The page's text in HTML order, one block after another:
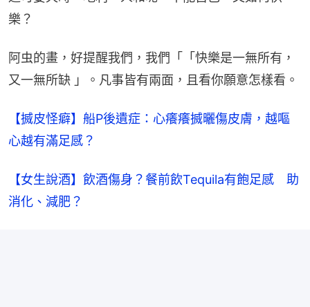
樂？
阿虫的畫，好提醒我們，我們「「快樂是一無所有，
又一無所缺 」。凡事皆有兩面，且看你願意怎樣看。
【搣皮怪癖】船P後遺症：心癢癢搣曬傷皮膚，越嘔
心越有滿足感？
【女生說酒】飲酒傷身？餐前飲Tequila有飽足感　助
消化、減肥？